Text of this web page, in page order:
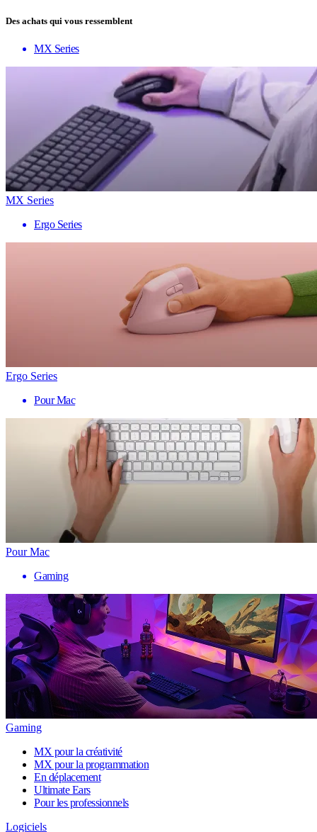
Des achats qui vous ressemblent
MX Series
MX Series
Ergo Series
Ergo Series
Pour Mac
Pour Mac
Gaming
Gaming
MX pour la créativité
MX pour la programmation
En déplacement
Ultimate Ears
Pour les professionnels
Logiciels